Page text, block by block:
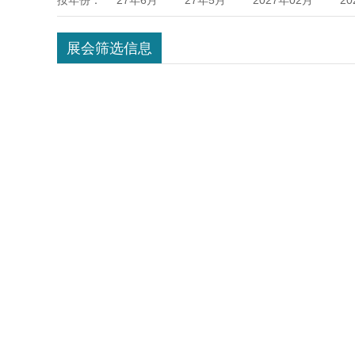
伊朗
南 巴西 坦桑尼亚 阿拉伯 韩国
年08月
2027年6月 2026年12月 2026年11月
展会筛选信息